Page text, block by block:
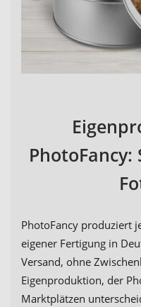
PhotoFancy produziert
eigener Fertigung in
Versand, ohne
Eigenproduktion, der
Marktplätzen